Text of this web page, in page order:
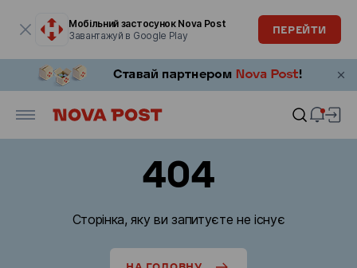
Мобільний застосунок Nova Post
Завантажуй в Google Play
ПЕРЕЙТИ
404
Сторінка, яку ви запитуєте не існує